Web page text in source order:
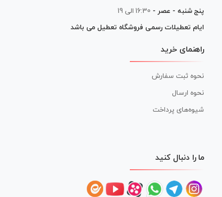
پنج شنبه - عصر - 16:30 الی 19
ایام تعطیلات رسمی فروشگاه تعطیل می باشد
راهنمای خرید
نحوه ثبت سفارش
نحوه ارسال
شیوه‌های پرداخت
ما را دنبال کنید